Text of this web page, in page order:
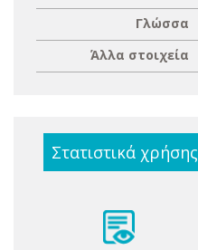
Γλώσσα
Άλλα στοιχεία
Στατιστικά χρήσης